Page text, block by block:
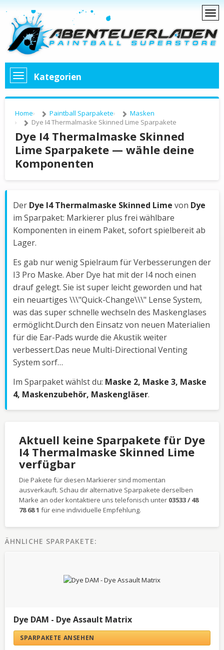
Kategorien
Home Paintball Sparpakete
Masken
Dye I4 Thermalmaske Skinned Lime Sparpakete
Dye I4 Thermalmaske Skinned
Lime Sparpakete — wähle deine
Komponenten
Der Dye I4 Thermalmaske Skinned Lime von Dye
im Sparpaket: Markierer plus frei wählbare
Komponenten in einem Paket, sofort spielbereit ab
Lager.
Es gab nur wenig Spielraum für Verbesserungen der
I3 Pro Maske. Aber Dye hat mit der I4 noch einen
drauf gelegt. Sie ist super leicht geworden und hat
ein neuartiges \\\"Quick-Change\\\" Lense System,
was das super schnelle wechseln des Maskenglases
ermöglicht.Durch den Einsatz von neuen Materialien
für die Ear-Pads wurde die Akustik weiter
verbessert.Das neue Multi-Directional Venting
System sorf…
Im Sparpaket wählst du: Maske 2, Maske 3, Maske
4, Maskenzubehör, Maskengläser.
Aktuell keine Sparpakete für Dye
I4 Thermalmaske Skinned Lime
verfügbar
Die Pakete für diesen Markierer sind momentan
ausverkauft. Schau dir alternative Sparpakete derselben
Marke an oder kontaktiere uns telefonisch unter 03533 / 48
78 68 1 für eine individuelle Empfehlung.
ÄHNLICHE SPARPAKETE:
Dye DAM - Dye Assault Matrix
SPARPAKETE ANSEHEN